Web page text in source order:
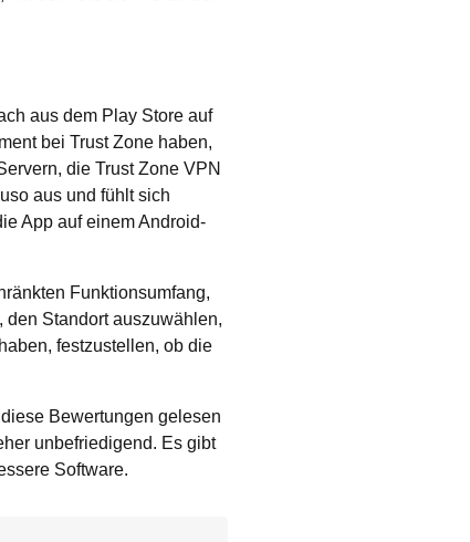
aus dem Play Store auf
bei Trust Zone haben,
die Trust Zone VPN
aus und fühlt sich
App auf einem Android-
Funktionsumfang,
den Standort auszuwählen,
festzustellen, ob die
Bewertungen gelesen
unbefriedigend. Es gibt
Software.